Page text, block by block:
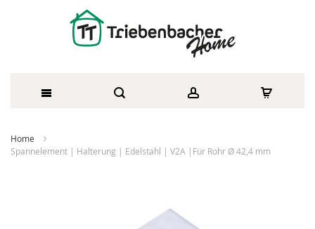
zum
Home
Spannelement | Halterung | Edelstahl | V2A |Für Rohr Ø 42,4 mm